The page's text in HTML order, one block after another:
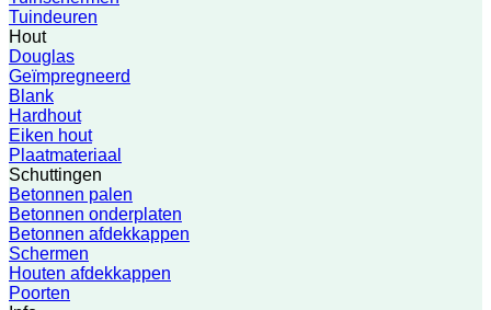
Tuindeuren
Hout
Douglas
Geïmpregneerd
Blank
Hardhout
Eiken hout
Plaatmateriaal
Schuttingen
Betonnen palen
Betonnen onderplaten
Betonnen afdekkappen
Schermen
Houten afdekkappen
Poorten